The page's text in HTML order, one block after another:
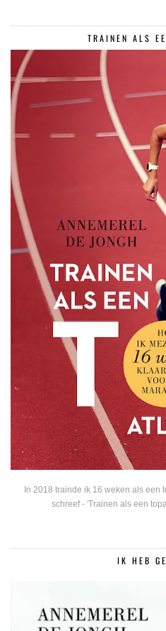
TRAINEN ALS
In 2018 trainde ik 16 weken als een
schreef - 'Trainen als een
IK HEB